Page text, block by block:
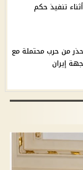
تنفيذ حكم
من حرب محتملة مع
إيران